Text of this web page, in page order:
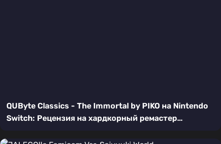
QUByte Classics - The Immortal by PIKO на Nintendo
Switch: Рецензия на хардкорный ремастер